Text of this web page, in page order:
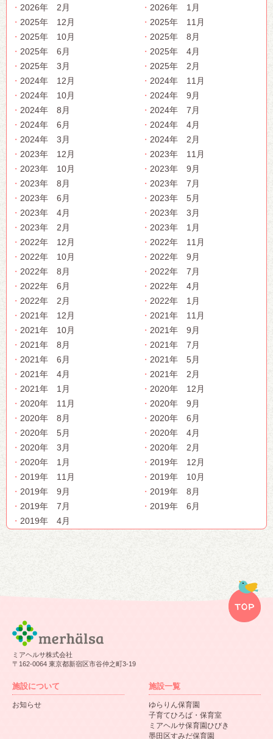
2026年 2月
2026年 1月
2025年 12月
2025年 11月
2025年 10月
2025年 8月
2025年 6月
2025年 4月
2025年 3月
2025年 2月
2024年 12月
2024年 11月
2024年 10月
2024年 9月
2024年 8月
2024年 7月
2024年 6月
2024年 4月
2024年 3月
2024年 2月
2023年 12月
2023年 11月
2023年 10月
2023年 9月
2023年 8月
2023年 7月
2023年 6月
2023年 5月
2023年 4月
2023年 3月
2023年 2月
2023年 1月
2022年 12月
2022年 11月
2022年 10月
2022年 9月
2022年 8月
2022年 7月
2022年 6月
2022年 4月
2022年 2月
2022年 1月
2021年 12月
2021年 11月
2021年 10月
2021年 9月
2021年 8月
2021年 7月
2021年 6月
2021年 5月
2021年 4月
2021年 2月
2021年 1月
2020年 12月
2020年 11月
2020年 9月
2020年 8月
2020年 6月
2020年 5月
2020年 4月
2020年 3月
2020年 2月
2020年 1月
2019年 12月
2019年 11月
2019年 10月
2019年 9月
2019年 8月
2019年 7月
2019年 6月
2019年 4月
ミアヘルサ株式会社
〒162-0064 東京都新宿区市谷仲之町3-19
施設について
お知らせ
施設一覧
ゆらりん保育園
子育てひろば・保育室
ミアヘルサ保育園ひびき
墨田区すみだ保育園